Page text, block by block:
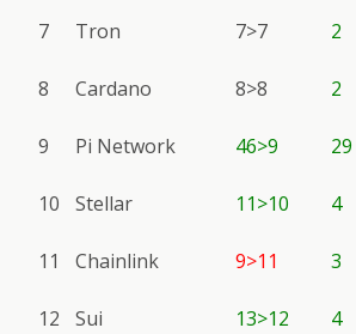
7 Tron 7>7 2
8 Cardano 8>8 2
9 Pi Network 46>9 29
10 Stellar 11>10 4
11 Chainlink 9>11 3
12 Sui 13>12 4